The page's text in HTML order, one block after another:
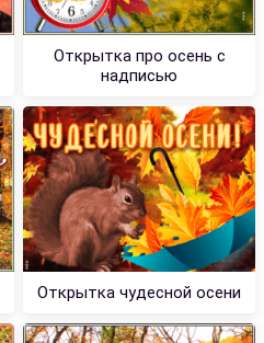
Открытка про осень с
надписью
Открытка чудесной осени